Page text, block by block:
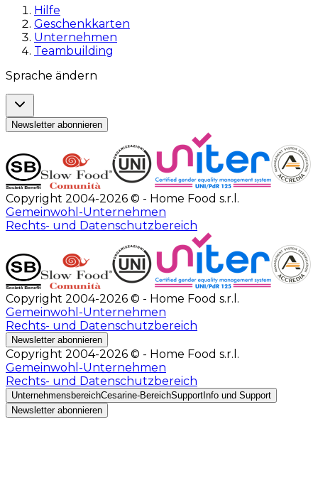
Hilfe
Geschenkkarten
Unternehmen
Teambuilding
Sprache ändern
Newsletter abonnieren
Copyright 2004-2026 © - Home Food s.r.l.
Gemeinwohl-Unternehmen
Rechts- und Datenschutzbereich
Copyright 2004-2026 © - Home Food s.r.l.
Gemeinwohl-Unternehmen
Rechts- und Datenschutzbereich
Newsletter abonnieren
Copyright 2004-2026 © - Home Food s.r.l.
Gemeinwohl-Unternehmen
Rechts- und Datenschutzbereich
UnternehmensbereichCesarine-BereichSupport Info und Support
Newsletter abonnieren